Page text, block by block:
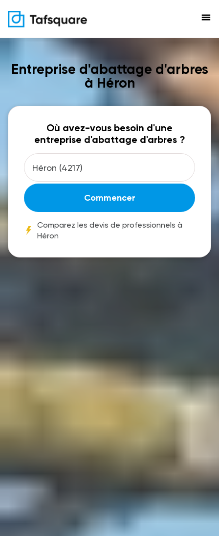
menu
Entreprise d'abattage d'arbres
à Héron
Où avez-vous besoin d'une
entreprise d'abattage d'arbres ?
Commencer
Comparez les devis de professionnels à
Héron